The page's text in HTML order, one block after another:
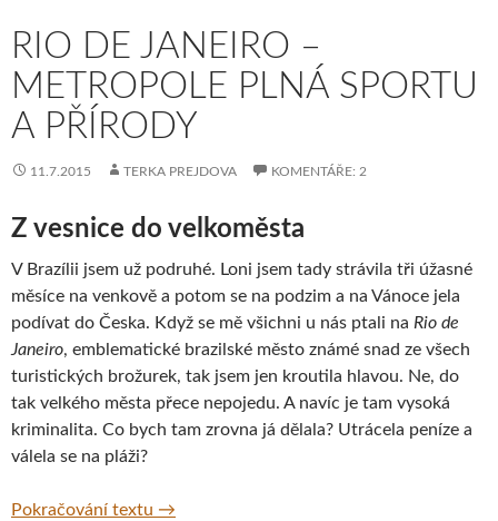
RIO DE JANEIRO –
METROPOLE PLNÁ SPORTU
A PŘÍRODY
11.7.2015 TERKA PREJDOVA KOMENTÁŘE: 2
Z vesnice do velkoměsta
V Brazílii jsem už podruhé. Loni jsem tady strávila tři úžasné
měsíce na venkově a potom se na podzim a na Vánoce jela
podívat do Česka. Když se mě všichni u nás ptali na Rio de
Janeiro, emblematické brazilské město známé snad ze všech
turistických brožurek, tak jsem jen kroutila hlavou. Ne, do
tak velkého města přece nepojedu. A navíc je tam vysoká
kriminalita. Co bych tam zrovna já dělala? Utrácela peníze a
válela se na pláži?
Pokračování textu Rio de Janeiro – metropole plná sportu a
→